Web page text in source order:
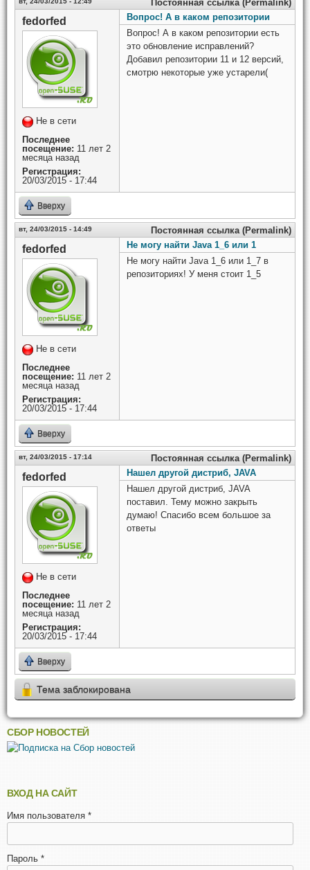
Постоянная ссылка (Permalink)
fedorfed
Не в сети
Последнее
посещение: 11 лет 2
месяца назад
Регистрация:
20/03/2015 - 17:44
Вопрос! А в каком репозитории
Вопрос! А в каком репозитории есть
это обновление исправлений?
Добавил репозитории 11 и 12 версий,
смотрю некоторые уже устарели(
Вверху
вт, 24/03/2015 - 14:49 Постоянная ссылка (Permalink)
fedorfed
Не в сети
Последнее
посещение: 11 лет 2
месяца назад
Регистрация:
20/03/2015 - 17:44
Не могу найти Java 1_6 или 1
Не могу найти Java 1_6 или 1_7 в
репозиториях! У меня стоит 1_5
Вверху
вт, 24/03/2015 - 17:14 Постоянная ссылка (Permalink)
fedorfed
Не в сети
Последнее
посещение: 11 лет 2
месяца назад
Регистрация:
20/03/2015 - 17:44
Нашел другой дистриб, JAVA
Нашел другой дистриб, JAVA
поставил. Тему можно закрыть
думаю! Спасибо всем большое за
ответы
Вверху
Тема заблокирована
СБОР НОВОСТЕЙ
ВХОД НА САЙТ
Имя пользователя *
Пароль *